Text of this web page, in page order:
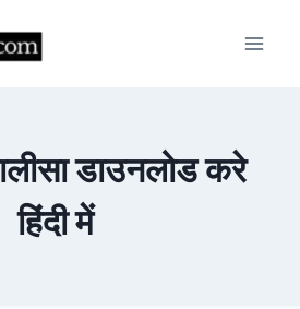
डाउनलोड करे
हिंदी में